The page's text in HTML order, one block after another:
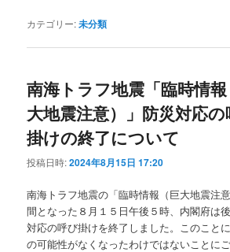
カテゴリー:未分類
南海トラフ地震「臨時情
大地震注意）」防災対応
掛けの終了について
投稿日時:2024年8月15日 17:20
南海トラフ地震の「臨時情報（巨大地震注
間となった８月１５日午後５時、内閣府は
対応の呼び掛けを終了しました。このこと
の可能性がなくなったわけではないことにご